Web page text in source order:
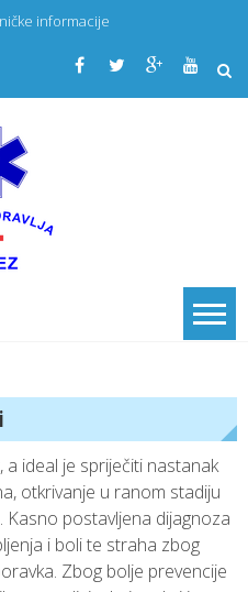
informacije
Vitez
a ideal je spriječiti nastanak
otkrivanje u ranom stadiju
Kasno postavljena dijagnoza
i boli te straha zbog
Zbog bolje prevencije